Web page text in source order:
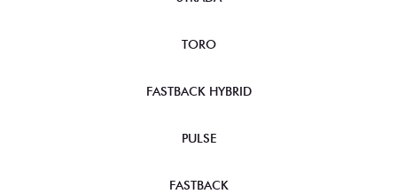
TORO
FASTBACK HYBRID
PULSE
FASTBACK